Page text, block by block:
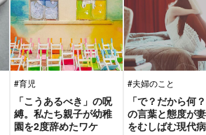
#育児
「こうあるべき」の呪
縛。私たち親子が幼稚
園を2度辞めたワケ
#夫婦のこと
「で？だから何
の言葉と態度が
をむしばむ現代病